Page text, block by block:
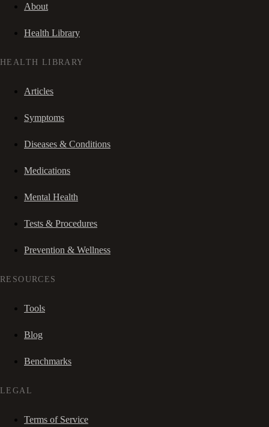
About
Health Library
HEALTH LIBRARY
Articles
Symptoms
Diseases & Conditions
Medications
Mental Health
Tests & Procedures
Prevention & Wellness
RESOURCES
Tools
Blog
Benchmarks
LEGAL
Terms of Service